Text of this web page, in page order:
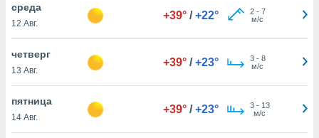
cookie
в
ВЫ
среда
12 Авг.
+39° / +22° 2- 7
м/с
четверг
13 Авг.
+39° / +23° 3- 8
м/с
пятница
14 Авг.
+39° / +23° 3- 13
м/с